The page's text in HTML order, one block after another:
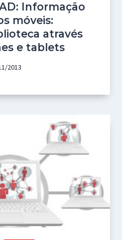
Informação
móveis:
através
e tablets
2013